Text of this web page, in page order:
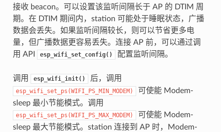
接收 beacon。可以设置该监听间隔长于 AP 的 DTIM 周
期。在 DTIM 期间内，station 可能处于睡眠状态，广播
数据会丢失。如果监听间隔较长，则可以节省更多电
量，但广播数据更容易丢失。连接 AP 前，可以通过调
用 API
esp_wifi_set_config() 配置监听间隔。
调用 esp_wifi_init() 后，调用
esp_wifi_set_ps(WIFI_PS_MIN_MODEM)
可使能 Modem-
sleep 最小节能模式。调用
esp_wifi_set_ps(WIFI_PS_MAX_MODEM)
可使能 Modem-
sleep 最大节能模式。station 连接到 AP 时，Modem-